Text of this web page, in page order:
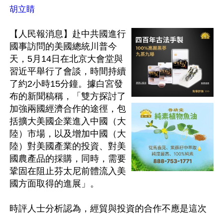
胡立睛
【人民報消息】赴中共國進行
國事訪問的美國總統川普今
天，5月14日在北京大會堂與
習近平舉行了會談，時間持續
了約2小時15分鐘。據白宮發
布的新聞稿稱，「雙方探討了
加強兩國經濟合作的途徑，包
括擴大美國企業進入中國（大
陸）市場，以及增加中國（大
陸）對美國產業的投資、對美
國農產品的採購，同時，需要
鞏固在阻止芬太尼前體流入美
國方面取得的進展」。
時評人士分析認為，經貿與投資的合作不應是這次